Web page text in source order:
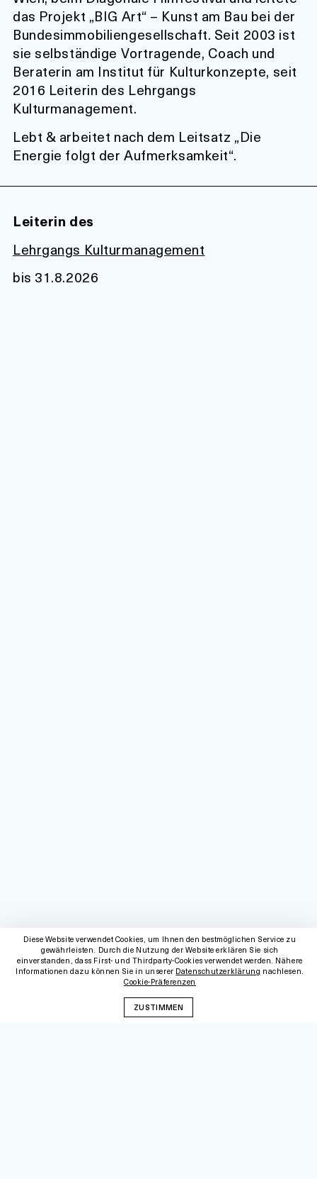
das Projekt „BIG Art“ – Kunst am Bau bei der
Bundesimmobiliengesellschaft. Seit 2003 ist
sie selbständige Vortragende, Coach und
Beraterin am Institut für Kulturkonzepte, seit
2016 Leiterin des Lehrgangs
Kulturmanagement.
Lebt & arbeitet nach dem Leitsatz „Die
Energie folgt der Aufmerksamkeit“.
Leiterin des
Lehrgangs Kulturmanagement
bis 31.8.2026
Diese Website verwendet Cookies, um Ihnen den bestmöglichen Service zu
gewährleisten. Durch die Nutzung der Website erklären Sie sich
einverstanden, dass First- und Thirdparty-Cookies verwendet werden. Nähere
Informationen dazu können Sie in unserer Datenschutzerklärung nachlesen.
Cookie-Präferenzen
ZUSTIMMEN